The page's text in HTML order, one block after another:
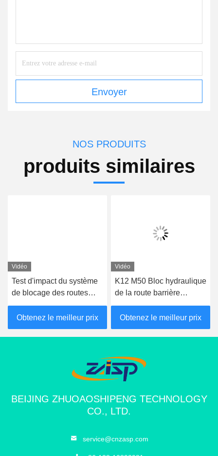
Envoyer
NOS PRODUITS
produits similaires
Vidéo
Test d'impact du système
de blocage des routes
monté en surface K12
Blocage des routes pour
la protection du périmètre
Obtenez le meilleur prix
Vidéo
K12 M50 Bloc hydraulique
de la route barrière
d'atténuation des
véhicules hostiles
Obtenez le meilleur prix
BEIJING ZHUOAOSHIPENG TECHNOLOGY
CO., LTD.
service@cnzasp.com
Good day, what product are you looking for?